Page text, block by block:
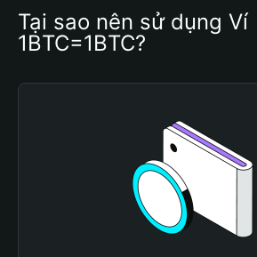
Tại sao nên sử dụng Ví
1BTC=1BTC?